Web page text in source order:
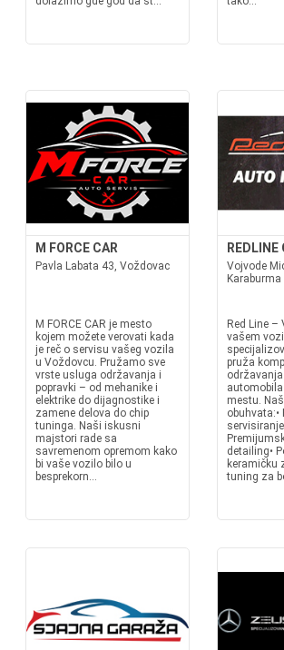
M FORCE CAR
Pavla Labata 43, Voždovac
M FORCE CAR je mesto
kojem možete verovati kada
je reč o servisu vašeg vozila
u Voždovcu. Pružamo sve
vrste usluga održavanja i
popravki – od mehanike i
elektrike do dijagnostike i
zamene delova do chip
tuninga. Naši iskusni
majstori rade sa
savremenom opremom kako
bi vaše vozilo bilo u
besprekorn...
REDLINE
Vojvode
Karaburma
Red Line –
vašem
pruža
mestu.
detailing•
keramičku
tuning za